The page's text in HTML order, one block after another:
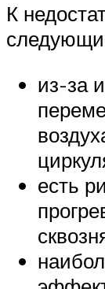
К
из-за
есть